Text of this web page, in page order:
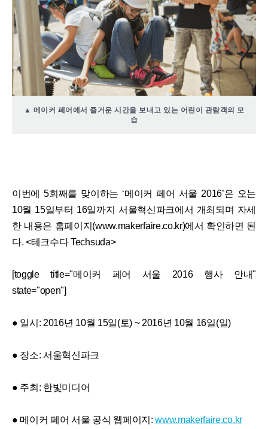
▲ 메이커 페어에서 즐거운 시간을 보내고 있는 어린이 관람객의 모
습
이번에 5회째를 맞이하는 ‘메이커 페어 서울 2016’은 오는
10월 15일부터 16일까지 서울혁신파크에서 개최되며 자세
한 내용은 홈페이지(www.makerfaire.co.kr)에서 확인하면 된
다. <테크수다 Techsuda>
[toggle title="메이커 페어 서울 2016 행사 안내"
state="open"]
● 일시: 2016년 10월 15일(토) ~ 2016년 10월 16일(일)
● 장소: 서울혁신파크
● 주최: 한빛미디어
● 메이커 페어 서울 공식 웹페이지:www.makerfaire.co.kr